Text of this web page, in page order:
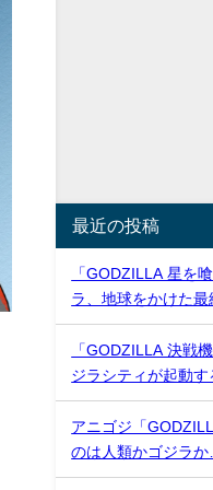
最近の投稿
「GODZILLA 星を
ラ、地球をかけた最
「GODZILLA 決戦
ジラシティが起動す
アニゴジ「
のは人類かゴジラか